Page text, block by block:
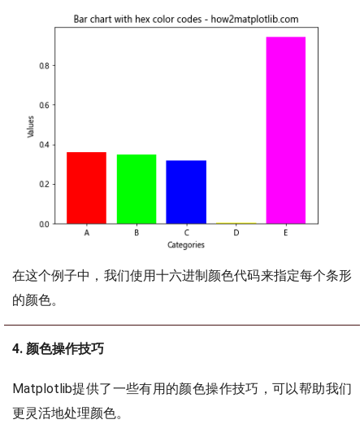
在这个例子中，我们使用十六进制颜色代码来指定每个条形
的颜色。
4. 颜色操作技巧
Matplotlib提供了一些有用的颜色操作技巧，可以帮助我们
更灵活地处理颜色。